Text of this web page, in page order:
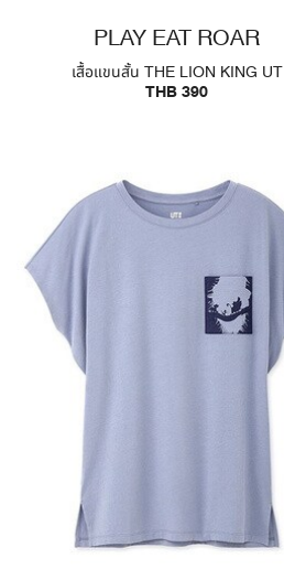
PLAY EAT ROAR
เสื้อแขนสั้น THE LION KING UT
THB 390